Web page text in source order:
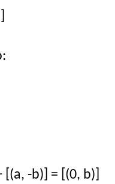
[(a, -b)] = [(0, b)]